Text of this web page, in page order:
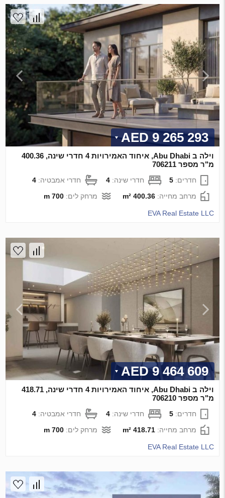
9 265 293 AED
וילה ב Abu Dhabi, איחוד האמירויות 4 חדרי שינה, 400.36
מ"ר מספר 706211
חדרים:5 חדרי שינה:4 חדרי אמבטיה:4
מרחב מחייה:400.36 m² מרחק לים:700 m
EVA Real Estate LLC
9 464 609 AED
וילה ב Abu Dhabi, איחוד האמירויות 4 חדרי שינה, 418.71
מ"ר מספר 706210
חדרים:5 חדרי שינה:4 חדרי אמבטיה:4
מרחב מחייה:418.71 m² מרחק לים:700 m
EVA Real Estate LLC